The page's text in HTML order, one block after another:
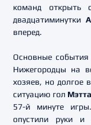
команд открыть
двадцатиминутки
вперед.
Основные события
Нижегородцы на
хозяев, но долгое
ситуацию гол
57-й минуте
опустили руки и